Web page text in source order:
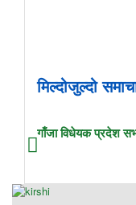
मिल्दोजुल्दो
गाँजा विधेयक प्रदेश